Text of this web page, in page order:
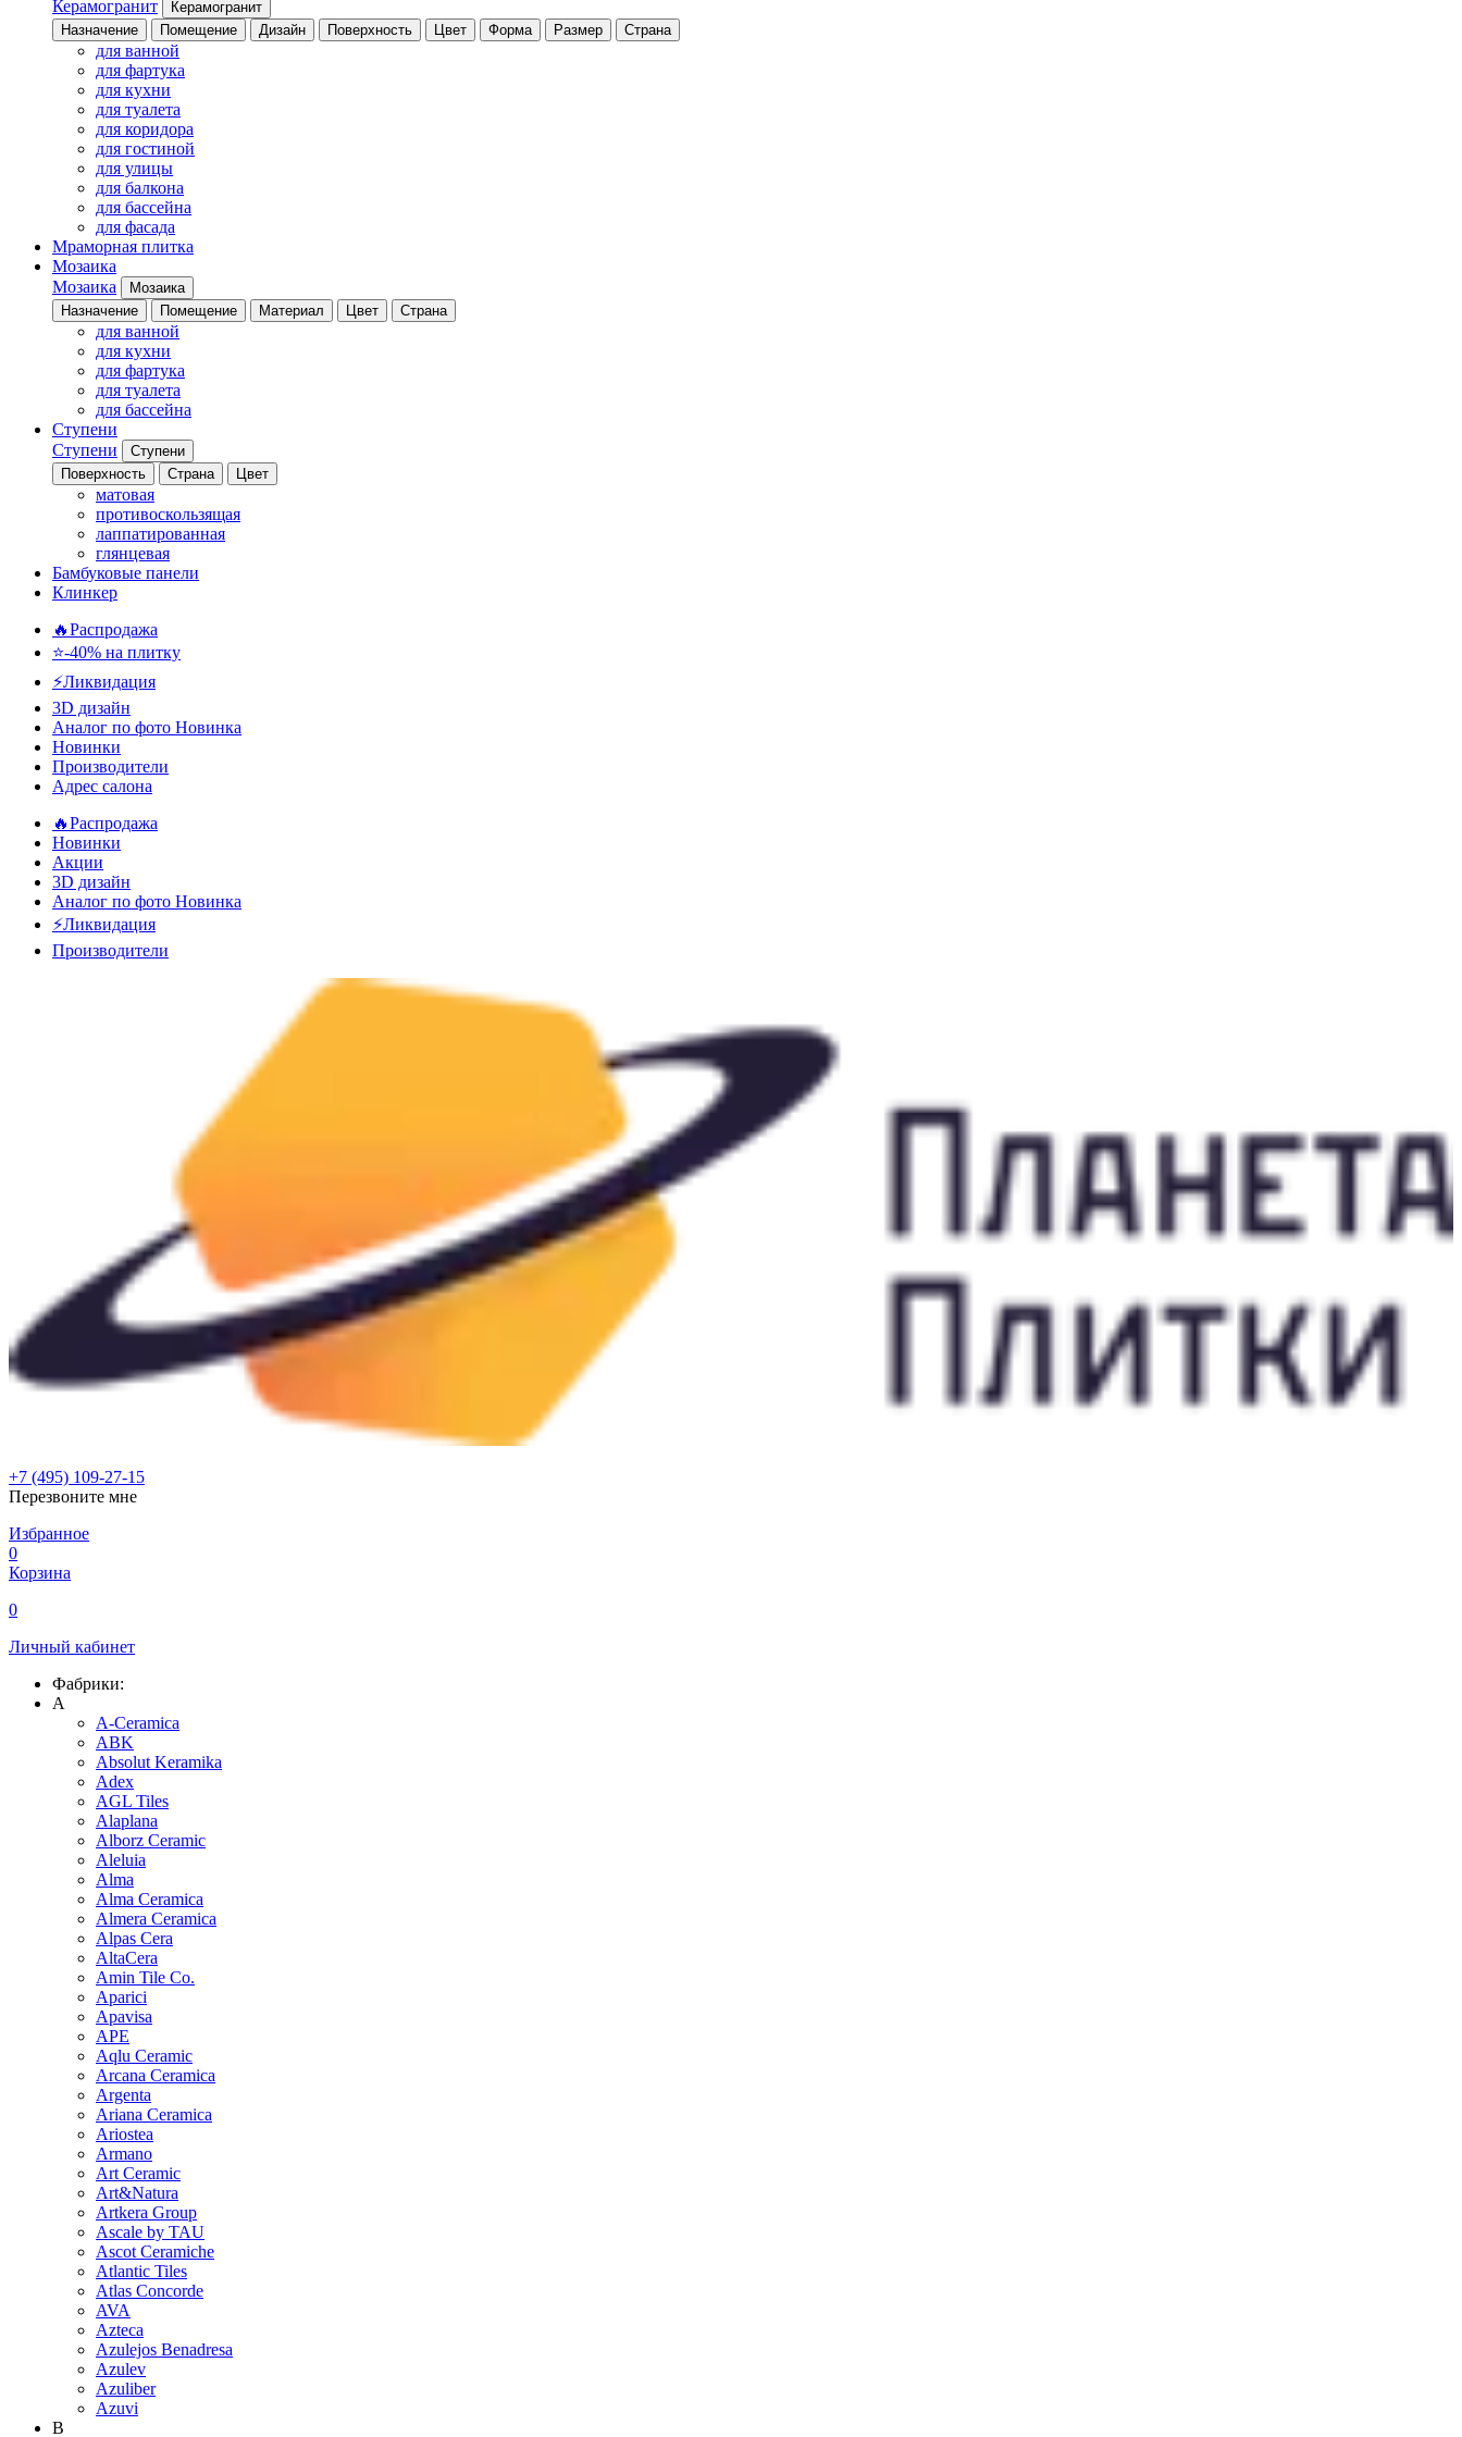
Керамогранит
Керамогранит
Назначение
Помещение Дизайн Поверхность Цвет Форма Размер Страна
для ванной
для фартука
для кухни
для туалета
для коридора
для гостиной
для улицы
для балкона
для бассейна
для фасада
Мраморная плитка
Мозаика
Мозаика
Мозаика
Назначение
Помещение Материал Цвет Страна
для ванной
для кухни
для фартука
для туалета
для бассейна
Ступени
Ступени
Ступени
Поверхность
Страна Цвет
матовая
противоскользящая
лаппатированная
глянцевая
Бамбуковые панели
Клинкер
🔥Распродажа
⭐-40% на плитку
⚡️Ликвидация
3D дизайн
Аналог по фото Новинка
Новинки
Производители
Адрес салона
🔥Распродажа
Новинки
Акции
3D дизайн
Аналог по фото Новинка
⚡Ликвидация
Производители
+7 (495) 109-27-15
Перезвоните мне
Избранное
0
Корзина
0
Личный кабинет
Фабрики:
A
A-Ceramica
ABK
Absolut Keramika
Adex
AGL Tiles
Alaplana
Alborz Ceramic
Aleluia
Alma
Alma Ceramica
Almera Ceramica
Alpas Cera
AltaCera
Amin Tile Co.
Aparici
Apavisa
APE
Aqlu Ceramic
Arcana Ceramica
Argenta
Ariana Ceramica
Ariostea
Armano
Art Ceramic
Art&Natura
Artkera Group
Ascale by TAU
Ascot Ceramiche
Atlantic Tiles
Atlas Concorde
AVA
Azteca
Azulejos Benadresa
Azulev
Azuliber
Azuvi
B